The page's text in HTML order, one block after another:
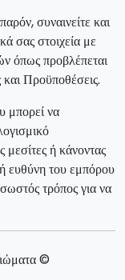
συναινείτε και
σας στοιχεία με
όπως προβλέπεται
Προϋποθέσεις.
μπορεί να
ή κάνοντας
ευθύνη του εμπόρου
τρόπος για να
©